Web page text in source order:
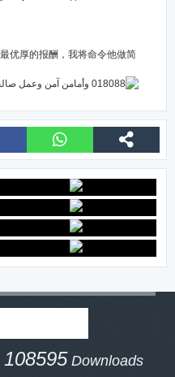
优厚的报酬，我将命令他做简
108595 Downloads